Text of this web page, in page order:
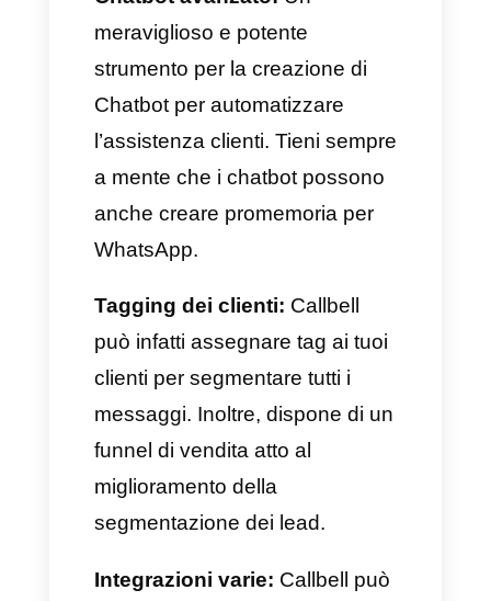
vuoi, facendo clic sulla sua
icona all’interno della
conversazione.
Quest’ultima si aprirà
automaticamente il giorno
notifica sia via email che al
centro notifiche.
Perché Callbell è la migliore
alternativa per creare
promemoria su WhatsApp?
La ragione per cui Callbell può